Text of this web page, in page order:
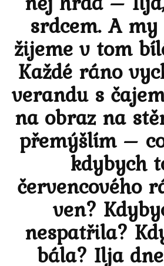
srdcem. A
žijeme v tom
Každé ráno
verandu s
na obraz na
přemýšlím –
kdybych
červencového
ven?
nespatřila?
bála? Ilja